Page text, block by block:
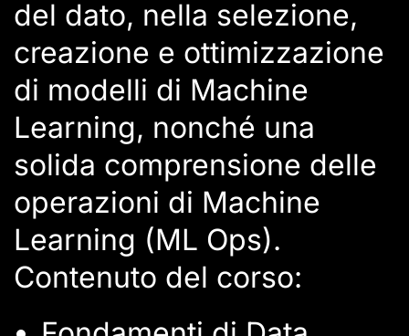
del dato, nella selezione,
creazione e ottimizzazione
di modelli di Machine
Learning, nonché una
solida comprensione delle
operazioni di Machine
Learning (ML Ops).
Contenuto del corso: